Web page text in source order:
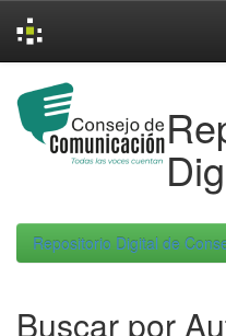
navigation
Repositorio Digital de
Buscar por